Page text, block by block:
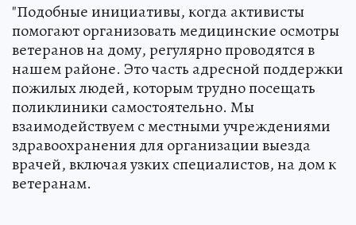
"Подобные инициативы, когда активисты
помогают организовать медицинские осмотры
ветеранов на дому, регулярно проводятся в
нашем районе. Это часть адресной поддержки
пожилых людей, которым трудно посещать
поликлиники самостоятельно. Мы
взаимодействуем с местными учреждениями
здравоохранения для организации выезда
врачей, включая узких специалистов, на дом к
ветеранам.